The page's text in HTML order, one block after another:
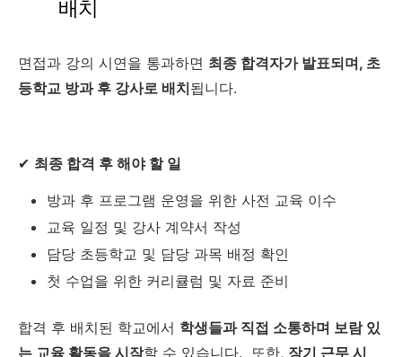
배치
면접과 강의 시연을 통과하면 최종 합격자가 발표되며, 초
등학교 방과 후 강사로 배치됩니다.
✔ 최종 합격 후 해야 할 일
방과 후 프로그램 운영을 위한 사전 교육 이수
교육 일정 및 강사 계약서 작성
담당 초등학교 및 담당 과목 배정 확인
첫 수업을 위한 커리큘럼 및 자료 준비
합격 후 배치된 학교에서 학생들과 직접 소통하며 보람 있
는 교육 활동을 시작할 수 있습니다. 또한, 장기 근무 시